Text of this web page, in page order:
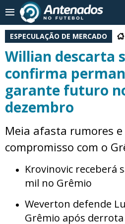
ESPECULAÇÃO DE MERCADO
Willian descarta
confirma
garante futuro
dezembro
Meia afasta rumores
compromisso com o
Krovinovic receberá
mil no Grêmio
Weverton defende
Grêmio após derrota